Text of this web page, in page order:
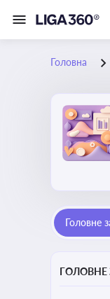
Головна
Головне
ГОЛОВНЕ